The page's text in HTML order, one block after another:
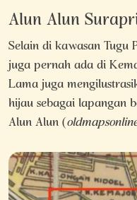
Alun Alun
Selain di kawasan
juga pernah ada di
Lama juga
hijau sebagai lapangan
Alun Alun (